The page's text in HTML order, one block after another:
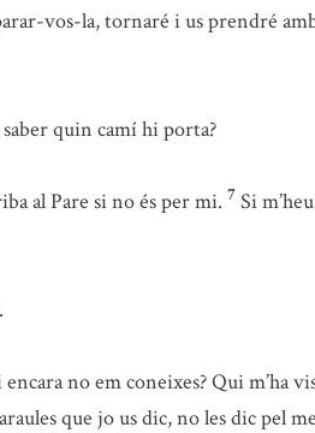
vos-la, tornaré i us prendré
quin camí hi porta?
al Pare si no és per mi. 7 Si
no em coneixes? Qui m’ha
que jo us dic, no les dic pel